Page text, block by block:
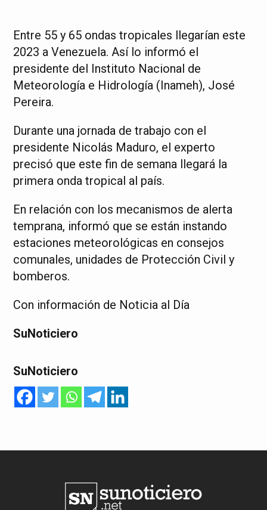
Entre 55 y 65 ondas tropicales llegarían este
2023 a Venezuela. Así lo informó el
presidente del Instituto Nacional de
Meteorología e Hidrología (Inameh), José
Pereira.
Durante una jornada de trabajo con el
presidente Nicolás Maduro, el experto
precisó que este fin de semana llegará la
primera onda tropical al país.
En relación con los mecanismos de alerta
temprana, informó que se están instando
estaciones meteorológicas en consejos
comunales, unidades de Protección Civil y
bomberos.
Con información de Noticia al Día
SuNoticiero
SuNoticiero